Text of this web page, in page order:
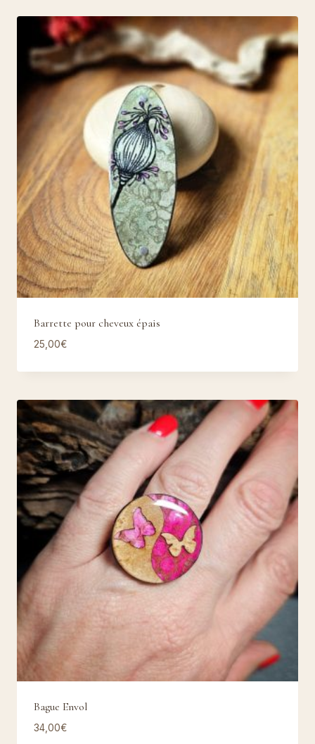
Barrette pour cheveux épais
25,00€
Bague Envol
34,00€